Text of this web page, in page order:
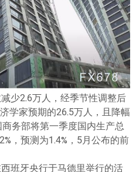
少2.6万人，经季节性调整后
学家预期的26.5万人，且降幅
务部将第一季度国内生产总
，预测为1.4%，5月公布的前
班牙央行于马德里举行的活